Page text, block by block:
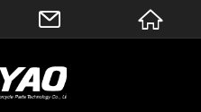
(燈箱)